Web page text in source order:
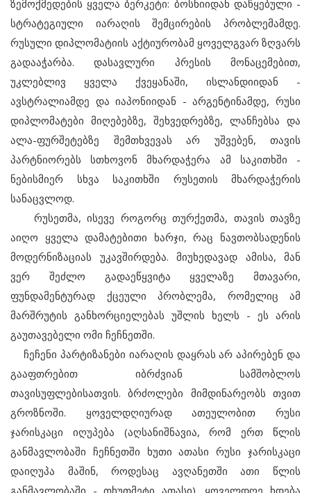
ზემოქმედების ყველა ბერკეტი: ბოსნიიდან დაწყებული -
სტრატეგიული იარაღის შემცირების პრობლემამდე.
რუსული დიპლომატიის აქტიურობამ ყოველგვარ ზღვარს
გადააჭარბა. დასავლური პრესის მონაცემებით,
უკლებლივ ყველა ქვეყანაში, ისლანდიიდან -
ავსტრალიამდე და იაპონიიდან - არგენტინამდე, რუსი
დიპლომატები მიღებებზე, შეხვედრებზე, ლანჩებსა და
ალა-ფურშეტებზე შემთხვევას არ უშვებენ, თავის
პარტნიორებს სთხოვონ მხარდაჭერა ამ საკითხში -
ნებისმიერ სხვა საკითხში რუსეთის მხარდაჭერის
სანაცვლოდ.
რუსეთმა, ისევე როგორც თურქეთმა, თავის თავზე
აიღო ყველა დამატებითი ხარჯი, რაც ნავთობსადენის
მოდერნიზაციას უკავშირდება. მიუხედავად ამისა, მან
ვერ შეძლო გადაეწყვიტა ყველაზე მთავარი,
ფუნდამენტურად ქცეული პრობლემა, რომელიც ამ
მარშრუტის განხორციელებას უშლის ხელს - ეს არის
გაუთავებელი ომი ჩეჩნეთში.
ჩეჩენი პარტიზანები იარაღის დაყრას არ აპირებენ და
გააფთრებით იბრძვიან სამშობლოს
თავისუფლებისათვის. ბრძოლები მიმდინარეობს თვით
გროზნოში. ყოველდღიურად ათეულობით რუსი
ჯარისკაცი იღუპება (აღსანიშნავია, რომ ერთ წლის
განმავლობაში ჩეჩნეთში ხუთი ათასი რუსი ჯარისკაცი
დაიღუპა მაშინ, როდესაც ავღანეთში ათი წლის